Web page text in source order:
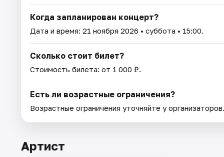
Когда запланирован концерт?
Дата и время: 21 ноября 2026 • суббота • 15:00.
Сколько стоит билет?
Стоимость билета: от 1 000 ₽.
Есть ли возрастные ограничения?
Возрастные ограничения уточняйте у организаторов.
Артист